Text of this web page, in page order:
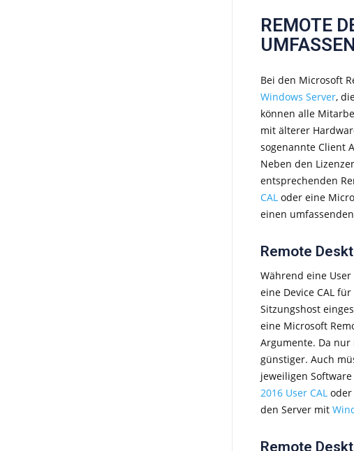
REMOTE
Bei den Microsoft
Windows Server,
können alle
mit älterer
sogenannte Client
Neben den
entsprechenden
CAL oder eine
einen
Remote
Während eine
eine Device CAL
Sitzungshost
eine Microsoft
Argumente. Da
günstiger. Auch
jeweiligen
2016 User CAL oder
den Server mit
Remote